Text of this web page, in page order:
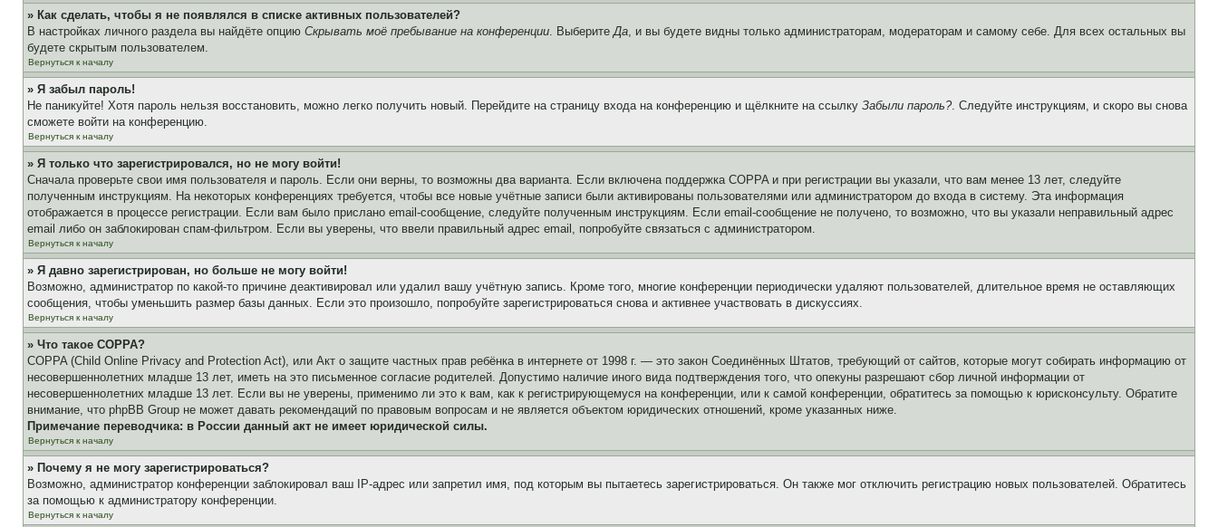
» Как сделать, чтобы я не появлялся в списке активных пользователей?
В настройках личного раздела вы найдёте опцию Скрывать моё пребывание на конференции. ВыберитеДа, и вы будете видны только администраторам, модераторам и самому себе. Для всех остальных вы
будете скрытым пользователем.
Вернуться к началу
» Я забыл пароль!
Не паникуйте! Хотя пароль нельзя восстановить, можно легко получить новый. Перейдите на страницу входа на конференцию и щёлкните на ссылку Забыли пароль?. Следуйте инструкциям, и скоро вы снова
сможете войти на конференцию.
Вернуться к началу
» Я только что зарегистрировался, но не могу войти!
Сначала проверьте свои имя пользователя и пароль. Если они верны, то возможны два варианта. Если включена поддержка COPPA и при регистрации вы указали, что вам менее 13 лет, следуйте
полученным инструкциям. На некоторых конференциях требуется, чтобы все новые учётные записи были активированы пользователями или администратором до входа в систему. Эта информация
отображается в процессе регистрации. Если вам было прислано email-сообщение, следуйте полученным инструкциям. Если email-сообщение не получено, то возможно, что вы указали неправильный адрес
email либо он заблокирован спам-фильтром. Если вы уверены, что ввели правильный адрес email, попробуйте связаться с администратором.
Вернуться к началу
» Я давно зарегистрирован, но больше не могу войти!
Возможно, администратор по какой-то причине деактивировал или удалил вашу учётную запись. Кроме того, многие конференции периодически удаляют пользователей, длительное время не оставляющих
сообщения, чтобы уменьшить размер базы данных. Если это произошло, попробуйте зарегистрироваться снова и активнее участвовать в дискуссиях.
Вернуться к началу
» Что такое COPPA?
COPPA (Child Online Privacy and Protection Act), или Акт о защите частных прав ребёнка в интернете от 1998 г. — это закон Соединённых Штатов, требующий от сайтов, которые могут собирать информацию от
несовершеннолетних младше 13 лет, иметь на это письменное согласие родителей. Допустимо наличие иного вида подтверждения того, что опекуны разрешают сбор личной информации от
несовершеннолетних младше 13 лет. Если вы не уверены, применимо ли это к вам, как к регистрирующемуся на конференции, или к самой конференции, обратитесь за помощью к юрисконсульту. Обратите
внимание, что phpBB Group не может давать рекомендаций по правовым вопросам и не является объектом юридических отношений, кроме указанных ниже.
Примечание переводчика: в России данный акт не имеет юридической силы.
Вернуться к началу
» Почему я не могу зарегистрироваться?
Возможно, администратор конференции заблокировал ваш IP-адрес или запретил имя, под которым вы пытаетесь зарегистрироваться. Он также мог отключить регистрацию новых пользователей. Обратитесь
за помощью к администратору конференции.
Вернуться к началу